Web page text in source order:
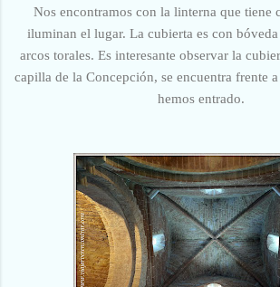
Nos encontramos con la linterna que tiene
iluminan el lugar. La cubierta es con
arcos torales. Es interesante observar la
capilla de la Concepción, se encuentra frente
hemos entrado.